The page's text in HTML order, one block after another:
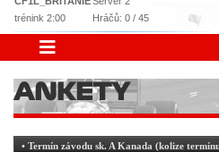
trénink 2:00
Hráčů: 0 / 45
ANKETY
• Termín závodu sk. A Kanada (kolize